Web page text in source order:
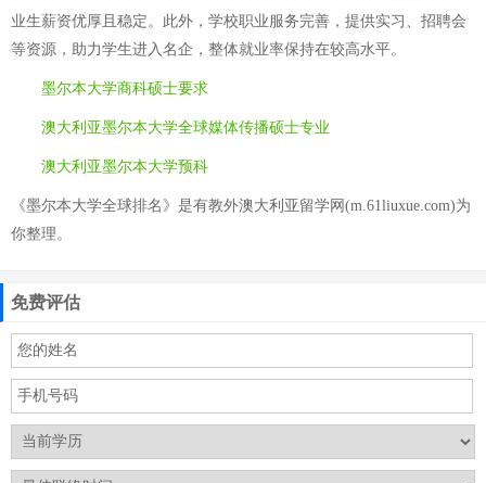
业生薪资优厚且稳定。此外，学校职业服务完善，提供实习、招聘会
等资源，助力学生进入名企，整体就业率保持在较高水平。
墨尔本大学商科硕士要求
澳大利亚墨尔本大学全球媒体传播硕士专业
澳大利亚墨尔本大学预科
《墨尔本大学全球排名》是有教外澳大利亚留学网(m.61liuxue.com)为
你整理。
免费评估